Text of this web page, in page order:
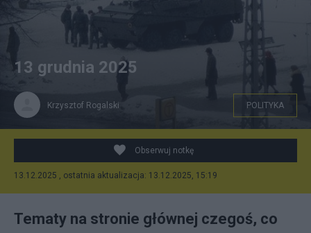
13 grudnia 2025
Krzysztof Rogalski POLITYKA
Obserwuj notkę
13.12.2025 , ostatnia aktualizacja: 13.12.2025, 15:19
Tematy na stronie głównej czegoś, co